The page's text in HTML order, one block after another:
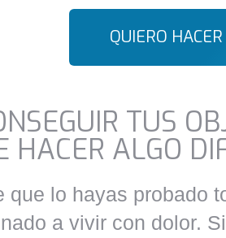
QUIERO
TUS
HACER ALGO
que lo hayas probado
a vivir con dolor.